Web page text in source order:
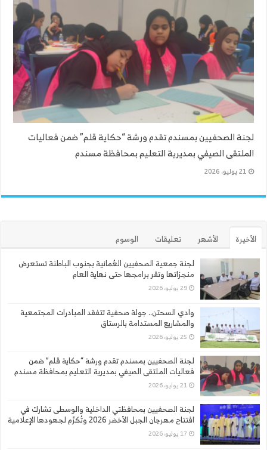
لجنة الصحفيين بمسندم تقدم ورشة “حكاية قلم” ضمن فعاليات
الملتقى الصيفي بمديرية التعليم بمحافظة مسندم
21 يوليو، 2026
الأخيرة الأشهر تعليقات
الوسوم
لجنة جمعية الصحفيين العُمانية بجنوب الباطنة تستعرض
منجزاتها وتقر برامجها حتى نهاية العام
29 يوليو، 2026
وادي السحتن.. جولة صحفية تتفقد المبادرات المجتمعية
والمشاريع المستدامة بالرستاق
25 يوليو، 2026
لجنة الصحفيين بمسندم تقدم ورشة “حكاية قلم” ضمن
فعاليات الملتقى الصيفي بمديرية التعليم بمحافظة مسندم
21 يوليو، 2026
لجنة الصحفيين بمحافظتي الداخلية والوسطى تشارك في
افتتاح مهرجان الجبل الأخضر 2026 وتُكرَّم لجهودها الإعلامية
17 يوليو، 2026